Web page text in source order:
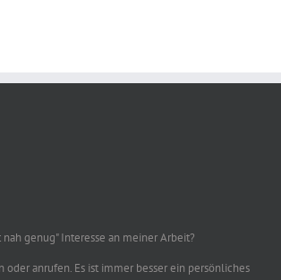
genug" Interesse an meiner Arbeit?
oder anrufen. Es ist immer besser ein persönliches